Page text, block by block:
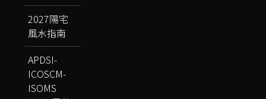
2027陽宅
風水指南
APDSI-
ICOSCM-
ISOMS